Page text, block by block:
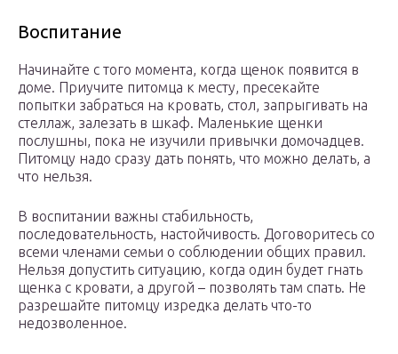
Воспитание
Начинайте с того момента, когда щенок появится в
доме. Приучите питомца к месту, пресекайте
попытки забраться на кровать, стол, запрыгивать на
стеллаж, залезать в шкаф. Маленькие щенки
послушны, пока не изучили привычки домочадцев.
Питомцу надо сразу дать понять, что можно делать, а
что нельзя.
В воспитании важны стабильность,
последовательность, настойчивость. Договоритесь со
всеми членами семьи о соблюдении общих правил.
Нельзя допустить ситуацию, когда один будет гнать
щенка с кровати, а другой – позволять там спать. Не
разрешайте питомцу изредка делать что-то
недозволенное.